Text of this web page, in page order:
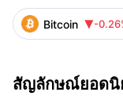
Bitcoin -
สัญลักษณ์ยอดนิ